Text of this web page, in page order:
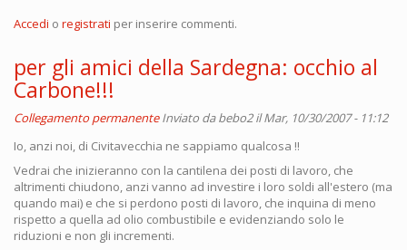
Accedi o registrati per inserire commenti.
per gli amici della Sardegna: occhio al
Carbone!!!
Collegamento permanente Inviato dabebo2il Mar, 10/30/2007 - 11:12
Io, anzi noi, di Civitavecchia ne sappiamo qualcosa !!
Vedrai che inizieranno con la cantilena dei posti di lavoro, che
altrimenti chiudono, anzi vanno ad investire i loro soldi all'estero (ma
quando mai) e che si perdono posti di lavoro, che inquina di meno
rispetto a quella ad olio combustibile e evidenziando solo le
riduzioni e non gli incrementi.